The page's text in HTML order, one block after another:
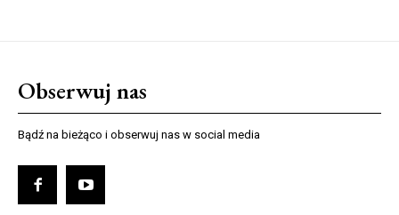
Obserwuj nas
Bądź na bieżąco i obserwuj nas w social media